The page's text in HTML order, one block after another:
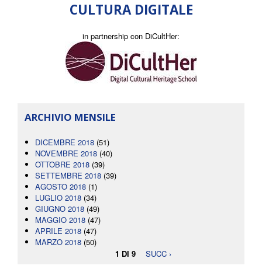
CULTURA DIGITALE
in partnership con DiCultHer:
ARCHIVIO MENSILE
DICEMBRE 2018 (51)
NOVEMBRE 2018 (40)
OTTOBRE 2018 (39)
SETTEMBRE 2018 (39)
AGOSTO 2018 (1)
LUGLIO 2018 (34)
GIUGNO 2018 (49)
MAGGIO 2018 (47)
APRILE 2018 (47)
MARZO 2018 (50)
1 DI 9
SUCC ›